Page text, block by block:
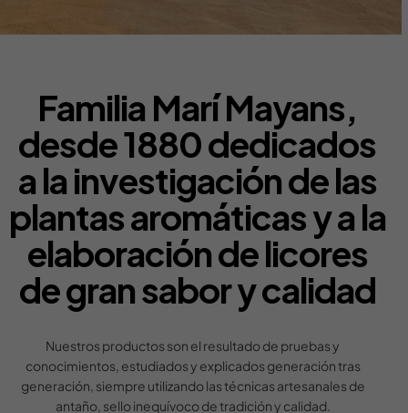
Familia Marí Mayans,
desde 1880 dedicados
a la investigación de las
plantas aromáticas y a la
elaboración de licores
de gran sabor y calidad
Nuestros productos son el resultado de pruebas y
conocimientos, estudiados y explicados generación tras
generación, siempre utilizando las técnicas artesanales de
antaño, sello inequívoco de tradición y calidad.